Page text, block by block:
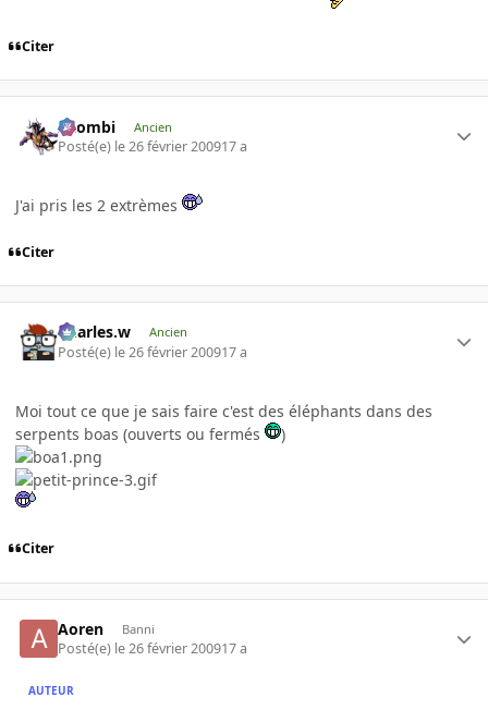
Citer
XZombi Ancien
Posté(e) le 26 février 200917 a
J'ai pris les 2 extrèmes
Citer
Charles.w Ancien
Posté(e) le 26 février 200917 a
Moi tout ce que je sais faire c'est des éléphants dans des
serpents boas (ouverts ou fermés
)
Citer
Aoren Banni
Posté(e) le 26 février 200917 a
AUTEUR